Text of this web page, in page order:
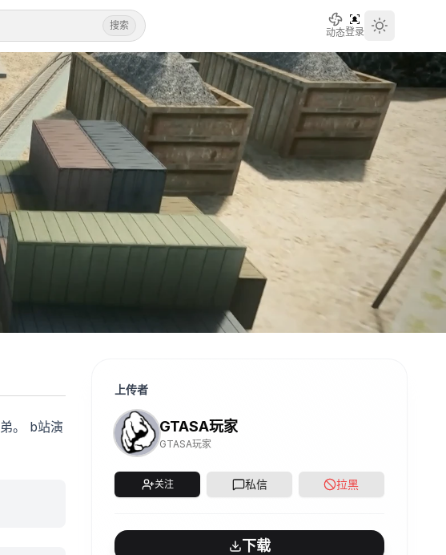
搜索
动态登录
。 b站演
上传者
GTASA玩家
GTASA玩家
关注 私信 拉黑
下载